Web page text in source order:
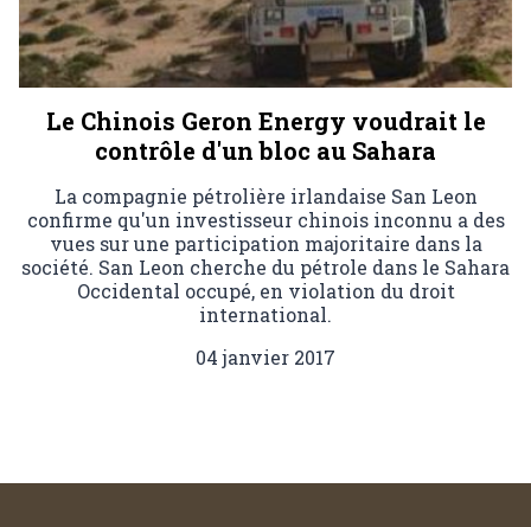
Le Chinois Geron Energy voudrait le
contrôle d'un bloc au Sahara
La compagnie pétrolière irlandaise San Leon
confirme qu'un investisseur chinois inconnu a des
vues sur une participation majoritaire dans la
société. San Leon cherche du pétrole dans le Sahara
Occidental occupé, en violation du droit
international.
04 janvier 2017